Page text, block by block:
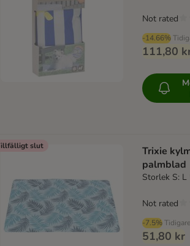
-14.66%
111,80
Not rated
slut
Trixie
palmblad
Storlek S: L
-7.5%
51,80 kr
Not rated